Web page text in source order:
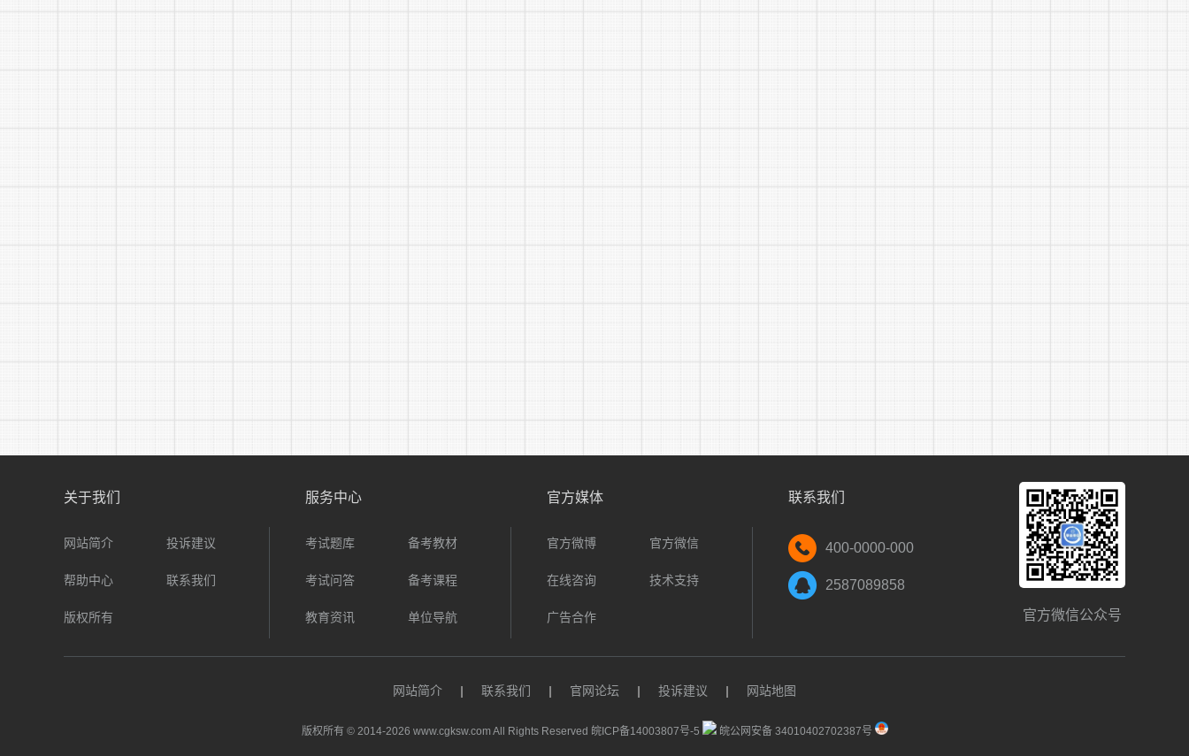
关于我们
网站简介 投诉建议
帮助中心 联系我们
版权所有
服务中心
考试题库 备考教材
考试问答 备考课程
教育资讯 单位导航
官方媒体
官方微博 官方微信
在线咨询 技术支持
广告合作
联系我们
400-0000-000
2587089858
官方微信公众号
网站简介 | 联系我们 | 官网论坛 | 投诉建议 | 网站地图
版权所有 © 2014-2026 www.cgksw.com All Rights Reserved 皖ICP备14003807号-5 皖公网安备 34010402702387号